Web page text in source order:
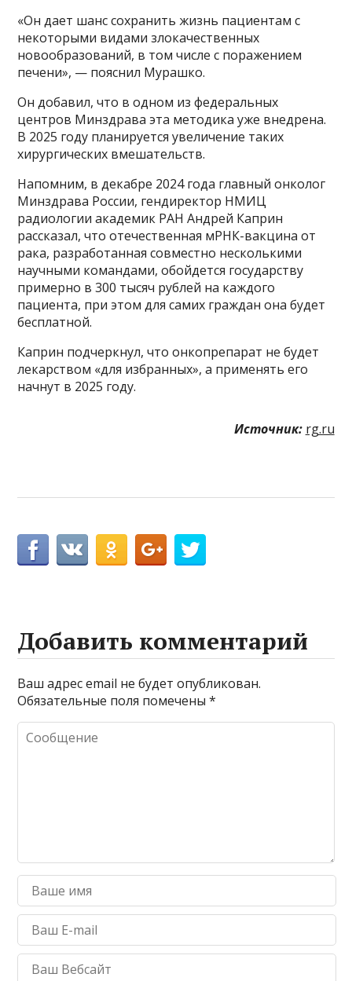
«Он дает шанс сохранить жизнь пациентам с
некоторыми видами злокачественных
новообразований, в том числе с поражением
печени», — пояснил Мурашко.
Он добавил, что в одном из федеральных
центров Минздрава эта методика уже внедрена.
В 2025 году планируется увеличение таких
хирургических вмешательств.
Напомним, в декабре 2024 года главный онколог
Минздрава России, гендиректор НМИЦ
радиологии академик РАН Андрей Каприн
рассказал, что отечественная мРНК-вакцина от
рака, разработанная совместно несколькими
научными командами, обойдется государству
примерно в 300 тысяч рублей на каждого
пациента, при этом для самих граждан она будет
бесплатной.
Каприн подчеркнул, что онкопрепарат не будет
лекарством «для избранных», а применять его
начнут в 2025 году.
Источник: rg.ru
Добавить комментарий
Ваш адрес email не будет опубликован.
Обязательные поля помечены*